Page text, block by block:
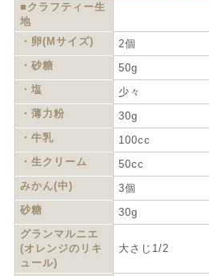
■クラフティー生
地
・卵(Mサイズ)
2個
・砂糖
50g
・塩
少々
・薄力粉
30g
・牛乳
100cc
・生クリーム
50cc
みかん(中)
3個
砂糖
30g
グランマルニエ
(オレンジのリキ
ュール)
大さじ1/2